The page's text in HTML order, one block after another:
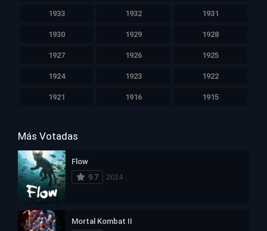
1933 1932 1931
1930 1929 1928
1927 1926 1925
1924 1923 1922
1921 1916 1915
Más Votadas
Flow
9.7
2024
Mortal Kombat II